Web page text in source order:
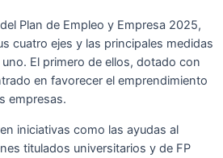
Plan de Empleo y Empresa 2025,
cuatro ejes y las principales medidas
El primero de ellos, dotado con
en favorecer el emprendimiento
empresas.
iniciativas como las ayudas al
titulados universitarios y de FP